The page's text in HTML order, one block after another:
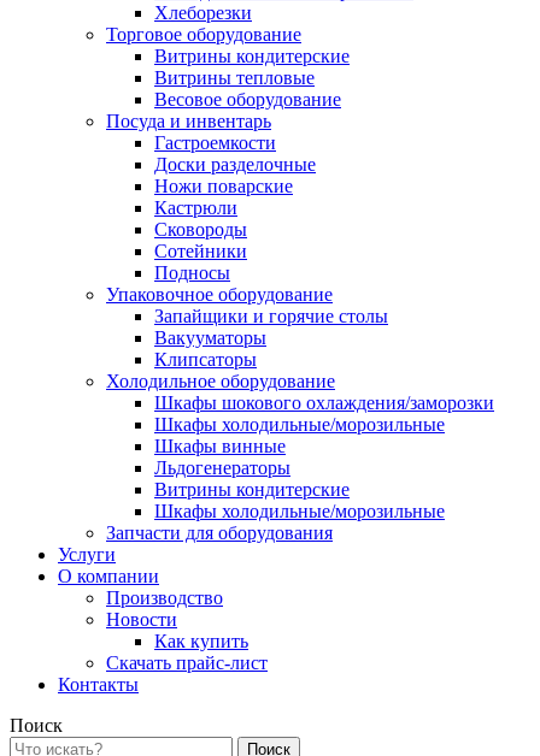
Хлеборезки
Торговое оборудование
Витрины кондитерские
Витрины тепловые
Весовое оборудование
Посуда и инвентарь
Гастроемкости
Доски разделочные
Ножи поварские
Кастрюли
Сковороды
Сотейники
Подносы
Упаковочное оборудование
Запайщики и горячие столы
Вакууматоры
Клипсаторы
Холодильное оборудование
Шкафы шокового охлаждения/заморозки
Шкафы холодильные/морозильные
Шкафы винные
Льдогенераторы
Витрины кондитерские
Шкафы холодильные/морозильные
Запчасти для оборудования
Услуги
О компании
Производство
Новости
Как купить
Скачать прайс-лист
Контакты
Поиск